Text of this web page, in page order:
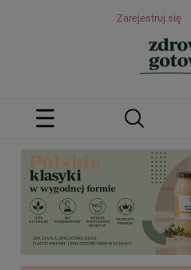
Zarejestruj się